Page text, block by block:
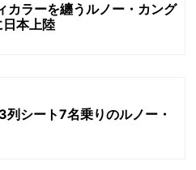
カラーを纏うルノー・カング
本上陸
シート7名乗りのルノー・